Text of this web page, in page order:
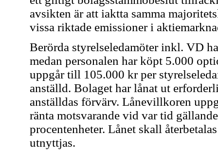
avsikten är att iaktta samma
vissa riktade emissioner i
Berörda styrelseledamöter inkl. VD
medan personalen har köpt 5.000
uppgår till 105.000 kr per
anställd. Bolaget har lånat ut
anställdas förvärv. Lånevillkoren
ränta motsvarande vid var tid
procentenheter. Lånet skall
utnyttjas.